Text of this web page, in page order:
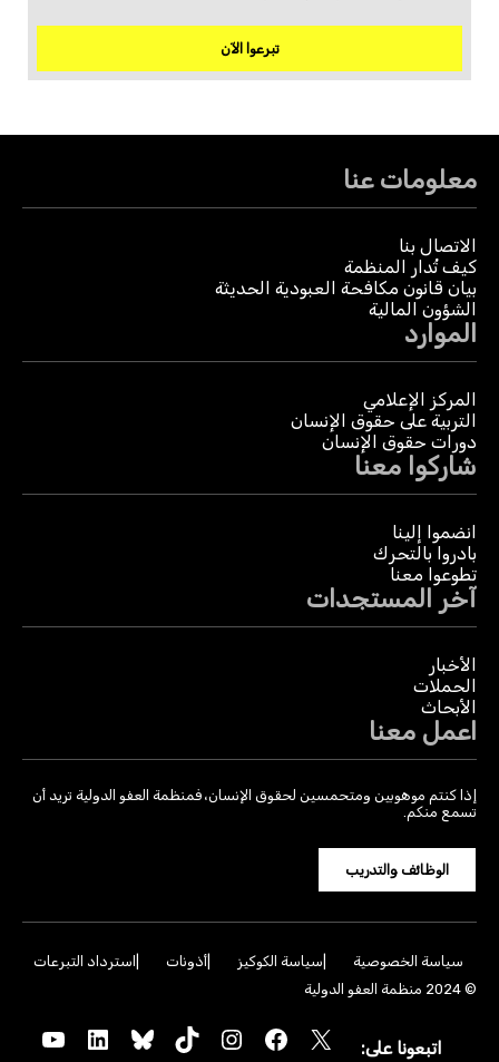
تبرعوا الآن
معلومات عنا
الاتصال بنا
كيف تُدار المنظمة
بيان قانون مكافحة العبودية الحديثة
الشؤون المالية
الموارد
المركز الإعلامي
التربية على حقوق الإنسان
دورات حقوق الإنسان
شاركوا معنا
انضموا إلينا
بادروا بالتحرك
تطوعوا معنا
آخر المستجدات
الأخبار
الحملات
الأبحاث
اعمل معنا
إذا كنتم موهوبين ومتحمسين لحقوق الإنسان، فمنظمة العفو الدولية تريد أن
تسمع منكم.
الوظائف والتدريب
سياسة الخصوصية سياسة الكوكيز أذونات
استرداد التبرعات
© 2024 منظمة العفو الدولية
اتبعونا على: X
Facebook
Instagram
TikTok
Bluesky
LinkedIn
YouTube